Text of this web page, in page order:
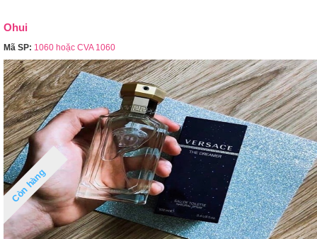
Ohui
Mã SP: 1060 hoặc CVA 1060
Còn hàng